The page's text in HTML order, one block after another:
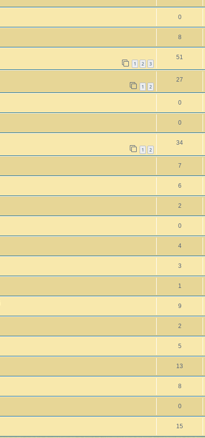
0
8
1 2 3
51
1 2
27
0
0
1 2
34
7
6
2
0
4
3
1
9
2
5
13
8
0
15